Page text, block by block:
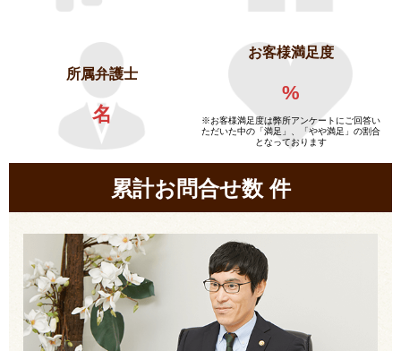
所属弁護士
名
お客様満足度
%
※お客様満足度は弊所アンケートにご回答い
ただいた中の「満足」、「やや満足」の割合
となっております
累計お問合せ数件